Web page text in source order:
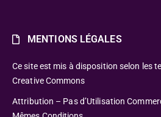
MENTIONS LÉGALES
Ce site est mis à disposition selon les
Creative Commons
Attribution – Pas d’Utilisation